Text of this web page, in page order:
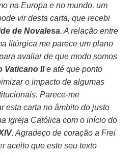
na Europa e no mundo, um
vir desta carta, que recebi
de Novalesa. A relação entre
litúrgica me parece um plano
avaliar de que modo somos
Vaticano IIe até que ponto
o impacto de algumas
Parece-me
esta carta no âmbito do justo
Igreja Católica com o início do
. Agradeço de coração a Frei
aceito que este seu texto